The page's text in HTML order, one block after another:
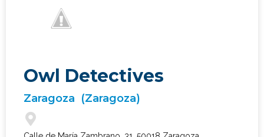
Owl Detectives
Zaragoza (Zaragoza)